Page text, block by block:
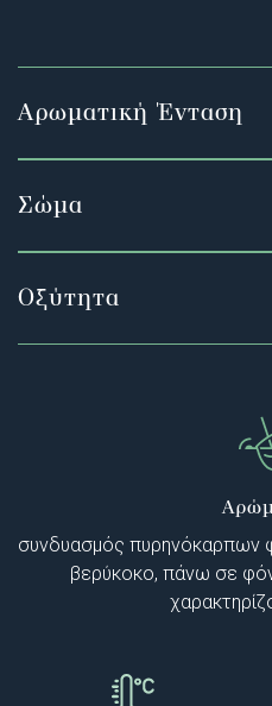
Αρωματική Ένταση
Σώμα
Οξύτητα
συνδυασμός πυρηνόκαρπων
βερύκοκο, πάνω σε